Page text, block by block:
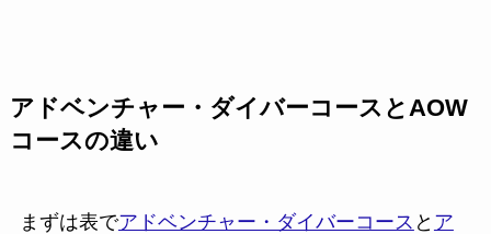
アドベンチャー・ダイバーコースとAOW
コースの違い
まずは表でアドベンチャー・ダイバーコース と ア